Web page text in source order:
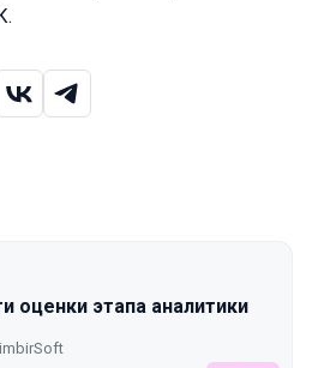
2023
оценки этапа аналитики